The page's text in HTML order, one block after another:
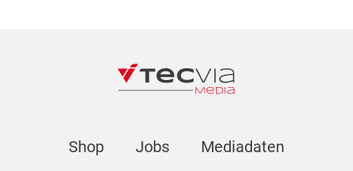
Shop Jobs Mediadaten